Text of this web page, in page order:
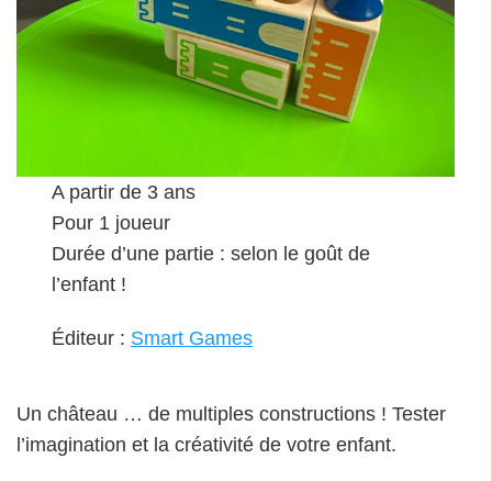
A partir de 3 ans
Pour 1 joueur
Durée d’une partie : selon le goût de
l’enfant !
Éditeur : Smart Games
Un château … de multiples constructions ! Tester
l’imagination et la créativité de votre enfant.